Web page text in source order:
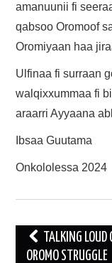
amanuunii fi
qabsoo Oromoof
Oromiyaan haa
Ulfinaa fi surraan
walqixxummaa fi
araarri Ayyaana
Ibsaa Guutama
Onkololessa 2024
Post
navigation
TALKING LOUD
OROMO STRUGGLE